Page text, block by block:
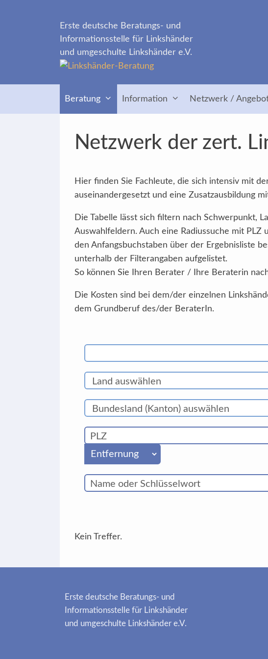
Erste deutsche Beratungs- und
Informationsstelle für Linkshänder
und umgeschulte Linkshänder e.V.
Beratung Information Netzwerk /
Netzwerk der zert.
Hier finden Sie Fachleute, die sich intensiv mit
auseinandergesetzt und eine Zusatzausbildung
Die Tabelle lässt sich filtern nach Schwerpunkt,
Auswahlfeldern. Auch eine Radiussuche mit
den Anfangsbuchstaben über der Ergebnisliste
unterhalb der Filterangaben aufgelistet.
So können Sie Ihren Berater / Ihre Beraterin
Die Kosten sind bei dem/der einzelnen
dem Grundberuf des/der BeraterIn.
Kein Treffer.
Erste deutsche Beratungs- und
Informationsstelle für Linkshänder
und umgeschulte Linkshänder e.V.